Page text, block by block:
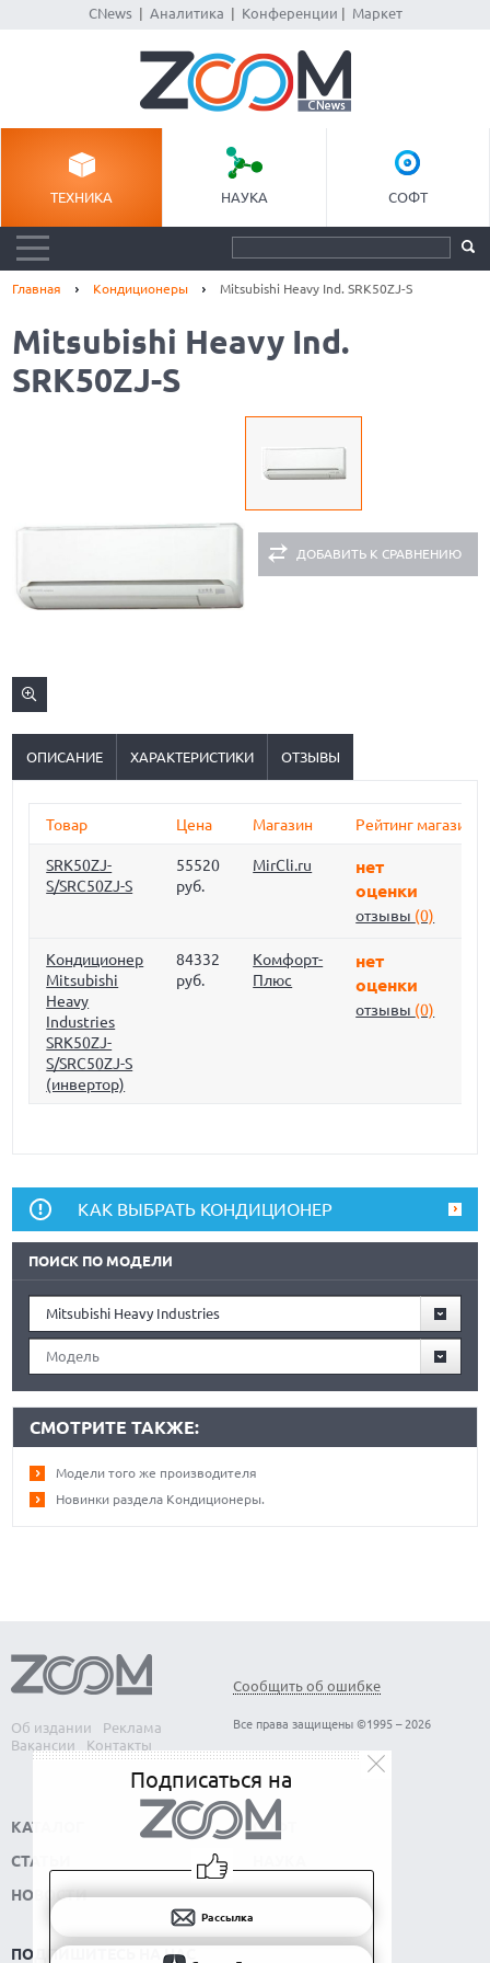
CNews| Аналитика Конференции Маркет
ТЕХНИКА НАУКА СОФТ
Главная Кондиционеры Mitsubishi Heavy Ind. SRK50ZJ-S
Mitsubishi Heavy Ind.
SRK50ZJ-S
ДОБАВИТЬ К СРАВНЕНИЮ
ОПИСАНИЕ ХАРАКТЕРИСТИКИ ОТЗЫВЫ
Товар Цена Магазин Рейтинг магазина
SRK50ZJ-
S/SRC50ZJ-S
55520
руб.
MirCli.ru
нет
оценки
отзывы (0)
Кондиционер
Mitsubishi
Heavy
Industries
SRK50ZJ-
S/SRC50ZJ-S
(инвертор)
84332
руб.
Комфорт-
Плюс
нет
оценки
отзывы (0)
КАК ВЫБРАТЬ КОНДИЦИОНЕР
ПОИСК ПО МОДЕЛИ
Mitsubishi Heavy Industries
Модель
СМОТРИТЕ ТАКЖЕ:
Модели того же производителя
Новинки раздела Кондиционеры.
Об издании
Реклама
Вакансии
Контакты
Сообщить об ошибке
Все права защищены ©1995 – 2026
КАТАЛОГ
СТАТЬИ
НОВОСТИ
СОФТ
ПОДПИШИТЕСЬ НА НАС
Подписаться на
Рассылка